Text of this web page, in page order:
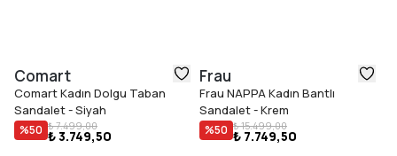
Comart
Comart Kadın Dolgu Taban
Sandalet - Siyah
%50 ₺ 7.499,00
₺ 3.749,50
Frau
Frau NAPPA Kadın Bantlı
Sandalet - Krem
%50 ₺ 15.499,00
₺ 7.749,50